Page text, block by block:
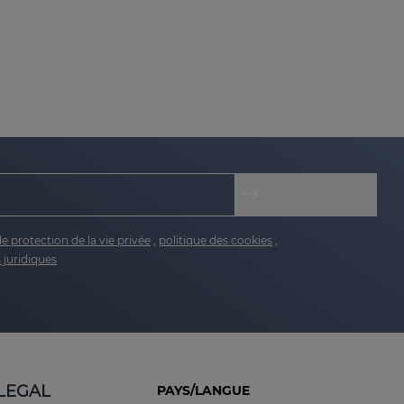
donnant une apparence plus lisse et plus
de 0,25%, cette crème hydrate et
protection de la vie privée politique des cookies
juridiques
PAYS/LANGUE